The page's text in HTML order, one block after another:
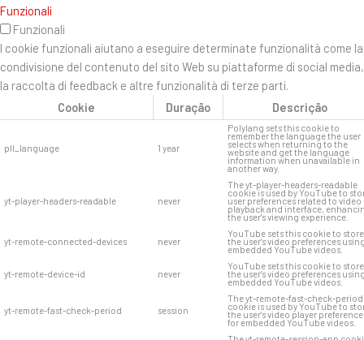
Funzionali
Funzionali
I cookie funzionali aiutano a eseguire determinate funzionalità come la
condivisione del contenuto del sito Web su piattaforme di social media,
la raccolta di feedback e altre funzionalità di terze parti.
Cookie
Duração Descrição
pll_language 1 year
Polylang sets this cookie to
remember the language the user
selects when returning to the
website and get the language
information when unavailable in
another way.
yt-player-headers-readable never
The yt-player-headers-readable
cookie is used by YouTube to
user preferences related to video
playback and interface,
the user's viewing experience.
yt-remote-connected-devices never
YouTube sets this cookie to store
the user's video preferences
embedded YouTube videos.
yt-remote-device-id never
YouTube sets this cookie to store
the user's video preferences
embedded YouTube videos.
yt-remote-fast-check-period session
The yt-remote-fast-check-period
cookie is used by YouTube to
the user's video player
for embedded YouTube videos.